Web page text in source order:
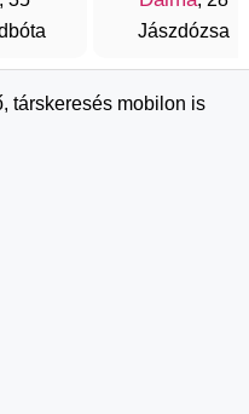
Jászdózsa
társkeresés mobilon is